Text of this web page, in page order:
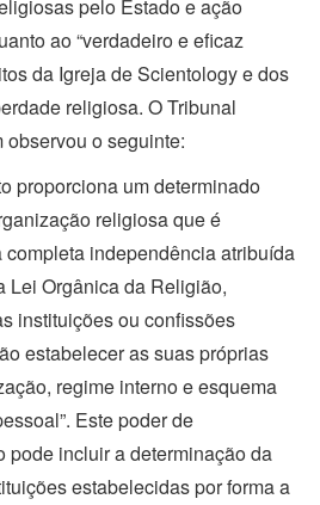
pelo Estado e ação
ao “verdadeiro e eficaz
da Igreja de Scientology e dos
religiosa. O Tribunal
o seguinte:
proporciona um determinado
religiosa que é
independência atribuída
Lei Orgânica da Religião,
instituições ou confissões
estabelecer as suas próprias
regime interno e esquema
Este poder de
pode incluir a determinação da
estabelecidas por forma a